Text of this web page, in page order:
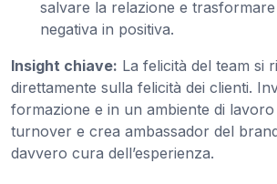
salvare la relazione e trasformare
negativa in positiva.
Insight chiave: La felicità del team si
direttamente sulla felicità dei clienti.
formazione e in un ambiente di
turnover e crea ambassador del
davvero cura dell’esperienza.